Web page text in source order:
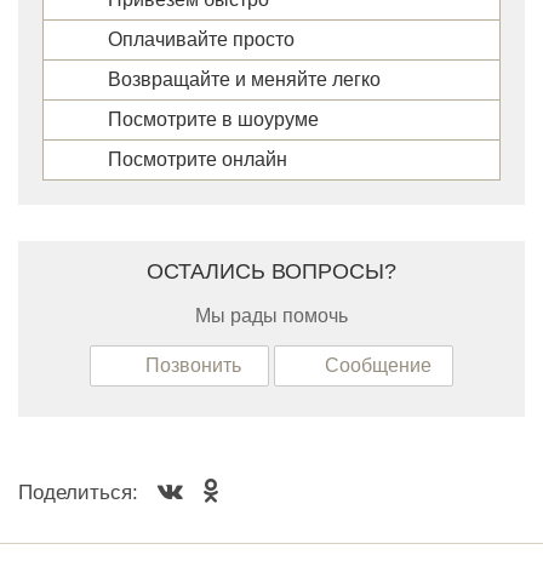
Оплачивайте просто
Возвращайте и меняйте легко
Посмотрите в шоуруме
Посмотрите онлайн
ОСТАЛИСЬ ВОПРОСЫ?
Мы рады помочь
Позвонить Сообщение
Поделиться: